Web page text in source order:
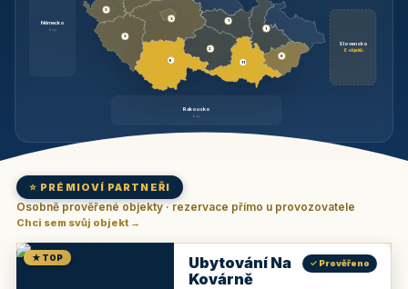
Německo
brzy
Slovensko
6 objektů
Rakousko
brzy
3
9
3
3
1
2
11
1
6
⭐ PRÉMIOVÍ PARTNEŘI
Osobně prověřené objekty · rezervace přímo u provozovatele
Chci sem svůj objekt →
★ TOP
Ubytování Na
Kovárně
✓ Prověřeno